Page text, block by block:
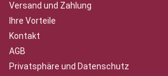
Versand und Zahlung
Ihre Vorteile
Kontakt
AGB
Privatsphäre und Datenschutz